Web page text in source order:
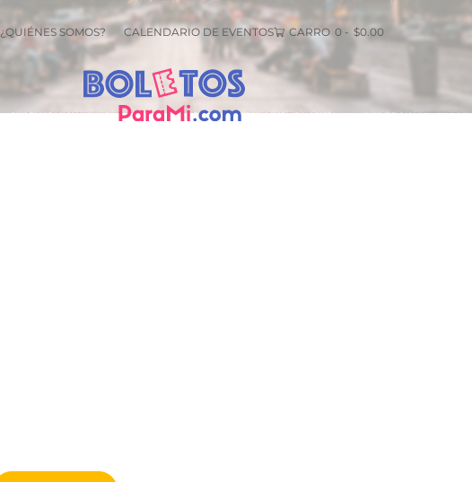
¿QUIÉNES SOMOS? CALENDARIO DE EVENTOS CARRO 0- $0.00